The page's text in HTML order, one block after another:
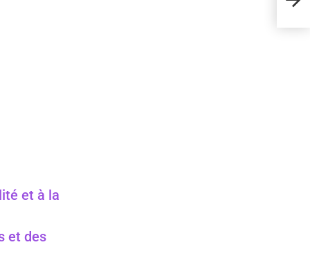
et à la
et des